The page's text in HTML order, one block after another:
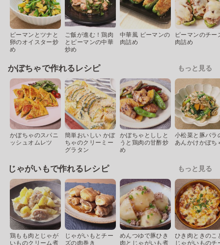
ピーマンとツナと
卵のオイスター炒
め
ご飯が進む！鶏肉
とピーマンの中華
炒め
中華風 ピーマンの
肉詰め
ピーマンのチー
肉詰め
かぼちゃで作れるレシピ もっと見る
かぼちゃのスパニ
ッシュオムレツ
簡単おいしい かぼ
ちゃのクリーミー
グラタン
かぼちゃとししと
うと鶏肉の甘酢炒
め
小松菜と豚バラ
あんかけかぼち
じゃがいもで作れるレシピ もっと見る
鶏もも肉とじゃが
いものクリーム煮
じゃがいもとチー
ズの肉巻き
めんつゆで豚ひき
肉とじゃがいも煮
ひき肉ときのこ
じゃがいものチ